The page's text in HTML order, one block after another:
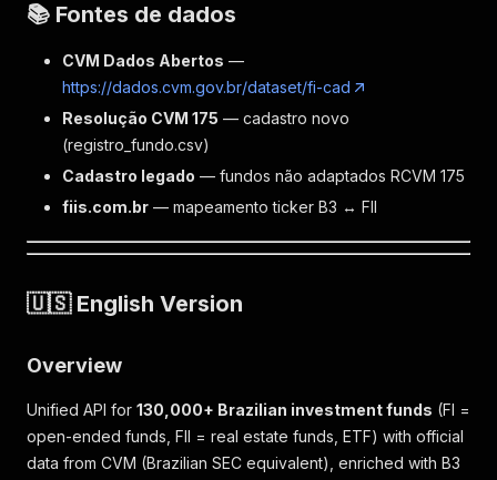
📚 Fontes de dados
CVM Dados Abertos —
https://dados.cvm.gov.br/dataset/fi-cad
Resolução CVM 175 — cadastro novo
(registro_fundo.csv)
Cadastro legado — fundos não adaptados RCVM 175
fiis.com.br — mapeamento ticker B3 ↔ FII
🇺🇸 English Version
Overview
Unified API for 130,000+ Brazilian investment funds (FI =
open-ended funds, FII = real estate funds, ETF) with official
data from CVM (Brazilian SEC equivalent), enriched with B3